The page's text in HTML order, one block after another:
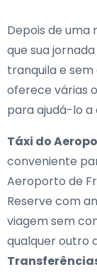
Depois de
que sua
tranquila e
oferece várias
para ajudá-lo a
Táxi do
conveniente
Aeroporto de
Reserve com
viagem sem
qualquer outro